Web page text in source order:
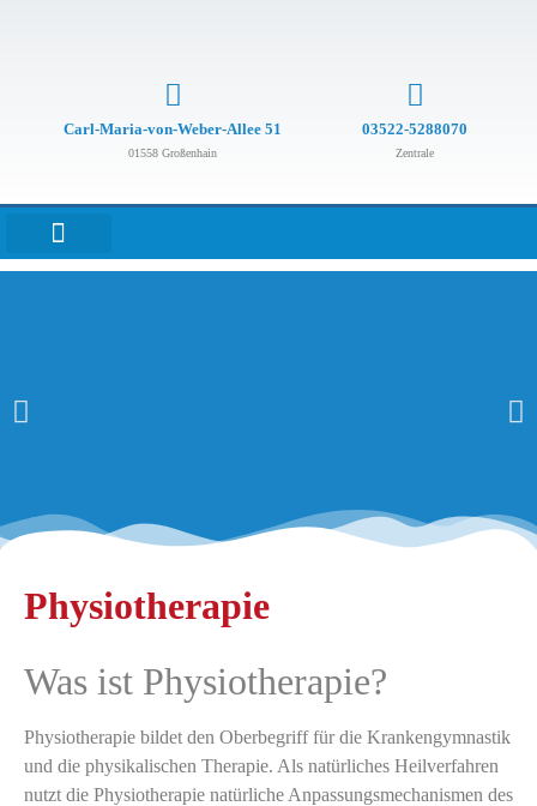
Carl-Maria-von-Weber-Allee 51
01558 Großenhain
03522-5288070
Zentrale
Physiotherapie
Physiotherapie
Was ist Physiotherapie?
Physiotherapie bildet den Oberbegriff für die Krankengymnastik
und die physikalischen Therapie. Als natürliches Heilverfahren
nutzt die Physiotherapie natürliche Anpassungsmechanismen des